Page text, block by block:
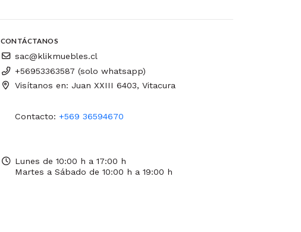
CONTÁCTANOS
sac@klikmuebles.cl
+56953363587 (solo whatsapp)
Visítanos en: Juan XXIII 6403, Vitacura
Contacto: +569 36594670
Lunes de 10:00 h a 17:00 h
Martes a Sábado de 10:00 h a 19:00 h